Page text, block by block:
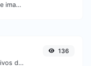
Transforme um arquivo de imagem em uma string Base64.
Converta facilmente arquivos de imagem PNG para GIF.
136